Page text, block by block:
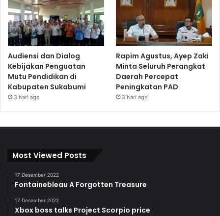
Audiensi dan Dialog
Kebijakan Penguatan
Mutu Pendidikan di
Kabupaten Sukabumi
3 hari ago
Rapim Agustus, Ayep Zaki
Minta Seluruh Perangkat
Daerah Percepat
Peningkatan PAD
3 hari ago
Most Viewed Posts
17 Desember 2022
Fontainebleau A Forgotten Treasure
17 Desember 2022
Xbox boss talks Project Scorpio price